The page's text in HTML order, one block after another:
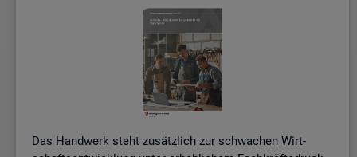
Das Hand­werk steht zu­sätz­lich zur schwa­chen Wirt­